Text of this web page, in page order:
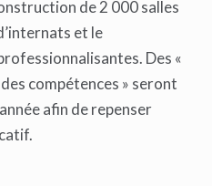
de 2 000 salles
et le
Des «
compétences » seront
afin de repenser